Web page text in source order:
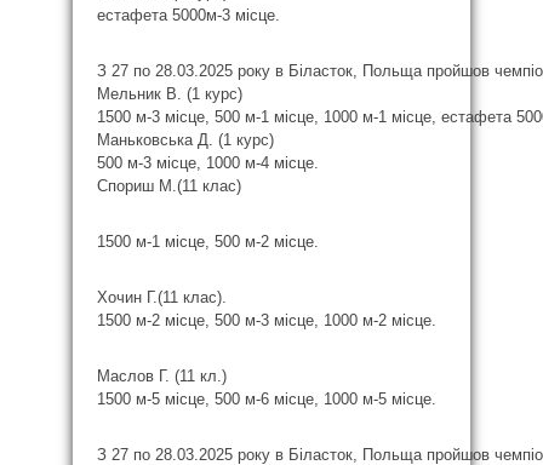
естафета 5000м-3 місце.
З 27 по 28.03.2025 року в Біласток, Польща пройшов
Мельник В. (1 курс)
1500 м-3 місце, 500 м-1 місце, 1000 м-1 місце, естафета
Маньковська Д. (1 курс)
500 м-3 місце, 1000 м-4 місце.
Спориш М.(11 клас)
1500 м-1 місце, 500 м-2 місце.
Хочин Г.(11 клас).
1500 м-2 місце, 500 м-3 місце, 1000 м-2 місце.
Маслов Г. (11 кл.)
1500 м-5 місце, 500 м-6 місце, 1000 м-5 місце.
З 27 по 28.03.2025 року в Біласток, Польща пройшов